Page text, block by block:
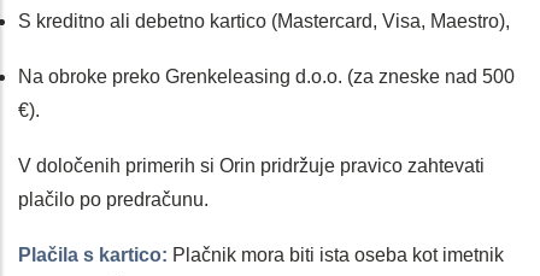
S kreditno ali debetno kartico (Mastercard, Visa, Maestro),
Na obroke preko Grenkeleasing d.o.o. (za zneske nad 500
€).
V določenih primerih si Orin pridržuje pravico zahtevati
plačilo po predračunu.
Plačila s kartico: Plačnik mora biti ista oseba kot imetnik